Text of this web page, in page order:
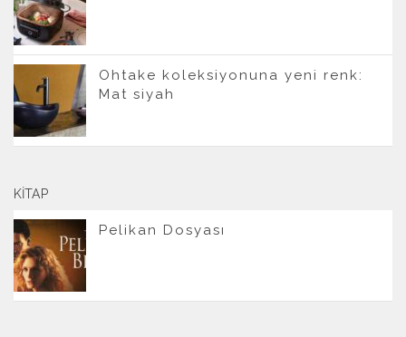
Ohtake koleksiyonuna yeni renk:
Mat siyah
KITAP
Pelikan Dosyası